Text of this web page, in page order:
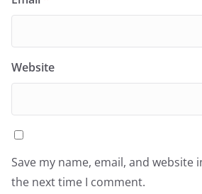
Website
Save my name, email, and
the next time I comment.